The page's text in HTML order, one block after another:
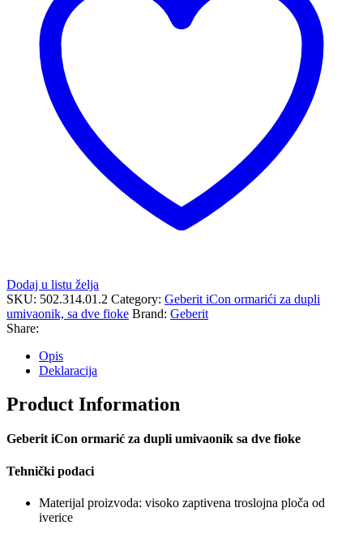
fioke,
bela
visok
sjaj
hrom
drška,
118.4
Dodaj u listu želja
SKU: 502.314.01.2 Category: Geberit iCon ormarići za dupli
umivaonik, sa dve fioke Brand: Geberit
Share:
Opis
Deklaracija
Product Information
Geberit iCon ormarić za dupli umivaonik sa dve fioke
Tehnički podaci
Materijal proizvoda: visoko zaptivena troslojna ploča od
iverice